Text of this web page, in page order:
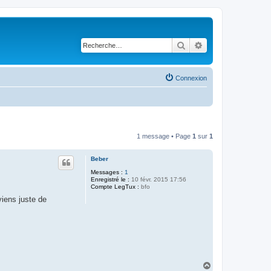
Rechercher
Connexion
1 message • Page 1 sur 1
Beber
Messages : 1
Enregistré le : 10 févr. 2015 17:56
Compte LegTux : bfo
juste de